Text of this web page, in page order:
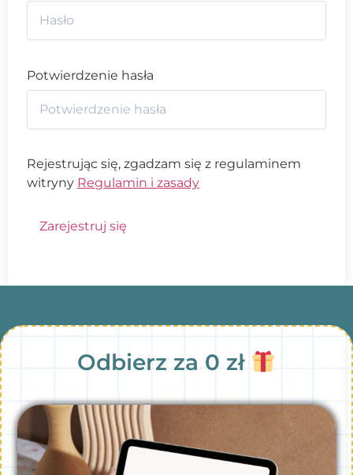
Potwierdzenie hasła
Rejestrując się, zgadzam się z regulaminem
witryny Regulamin i zasady
Zarejestruj się
Odbierz za 0 zł